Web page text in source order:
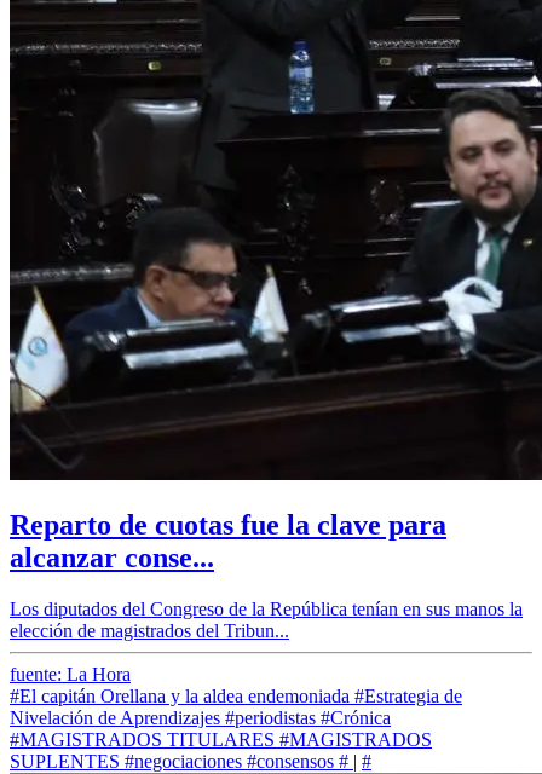
Reparto de cuotas fue la clave para
alcanzar conse...
Los diputados del Congreso de la República tenían en sus manos la
elección de magistrados del Tribun...
fuente: La Hora
#El capitán Orellana y la aldea endemoniada #Estrategia de
Nivelación de Aprendizajes #periodistas #Crónica
#MAGISTRADOS TITULARES #MAGISTRADOS
SUPLENTES #negociaciones #consensos # | #